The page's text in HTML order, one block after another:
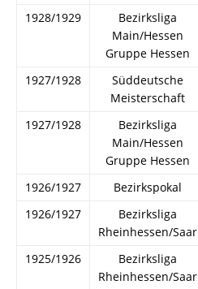
1928/1929
Bezirksliga
Main/Hessen
Gruppe Hessen
1927/1928
Süddeutsche
Meisterschaft
1927/1928
Bezirksliga
Main/Hessen
Gruppe Hessen
1926/1927 Bezirkspokal
1926/1927
Bezirksliga
Rheinhessen/Saar
1925/1926
Bezirksliga
Rheinhessen/Saar